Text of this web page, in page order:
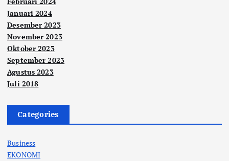
Januari 2024
Desember 2023
November 2023
Oktober 2023
September 2023
Agustus 2023
Juli 2018
Categories
Business
EKONOMI